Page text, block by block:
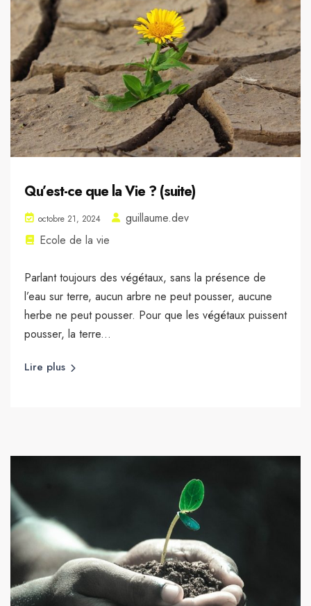
Qu’est-ce que la Vie ? (suite)
octobre 21, 2024
guillaume.dev
Ecole de la vie
Parlant toujours des végétaux, sans la présence de
l’eau sur terre, aucun arbre ne peut pousser, aucune
herbe ne peut pousser. Pour que les végétaux puissent
pousser, la terre...
Lire plus